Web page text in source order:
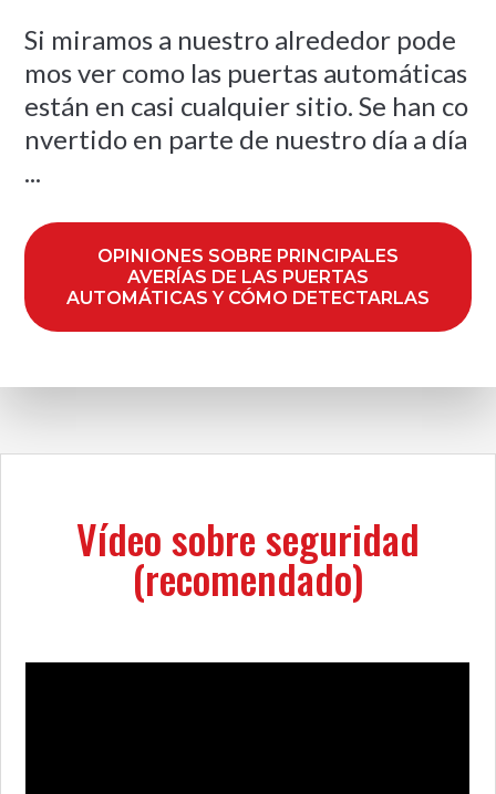
Si miramos a nuestro alrededor pode
mos ver como las puertas automáticas
están en casi cualquier sitio. Se han co
nvertido en parte de nuestro día a día
...
OPINIONES SOBRE PRINCIPALES
AVERÍAS DE LAS PUERTAS
AUTOMÁTICAS Y CÓMO DETECTARLAS
Vídeo sobre seguridad
(recomendado)